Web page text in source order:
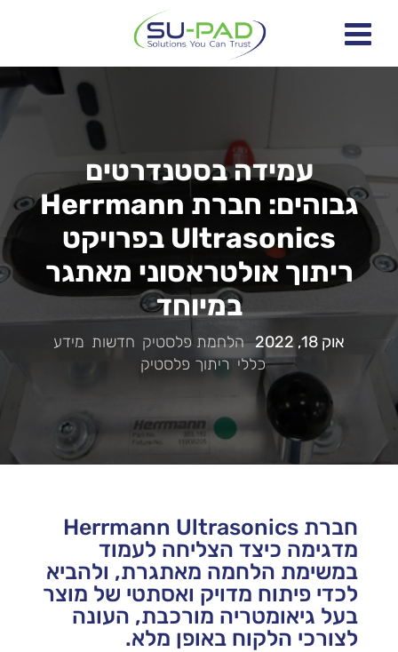
עמידה בסטנדרטים
גבוהים: חברת Herrmann
Ultrasonics בפרויקט
ריתוך אולטראסוני מאתגר
במיוחד
אוק 18, 2022 |הלחמת פלסטיק חדשות מידע
כללי,ריתוך פלסטיק
חברת Herrmann Ultrasonics
מדגימה כיצד הצליחה לעמוד
במשימת הלחמה מאתגרת, ולהביא
לכדי פיתוח מדויק ואסתטי של מוצר
בעל גיאומטריה מורכבת, העונה
לצורכי הלקוח באופן מלא.